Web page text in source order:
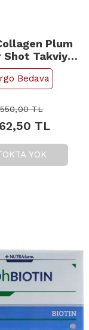
Plum
Shot Takviye
Gıda - Erik
30 Günlük
Bedava
TL
TL
YOK